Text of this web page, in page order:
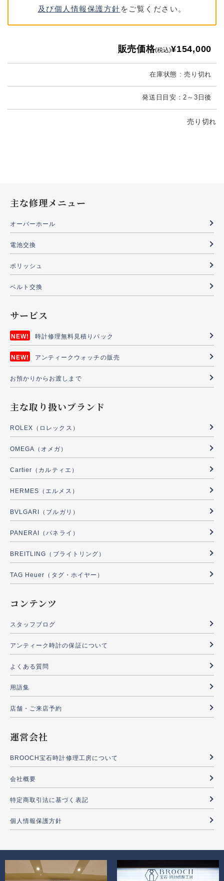
及び個人情報保護方針 をご覧ください。
販売価格(税込)¥154,000
在庫状態 : 売り切れ
発送日目安：2～3日後
売り切れ
主な修理メニュー
オーバーホール
電池交換
ポリッシュ
ベルト交換
サービス
時計修理無料見積りパック
アンティークウォッチの販売
お預かりからお渡しまで
主な取り扱いブランド
ROLEX（ロレックス）
OMEGA（オメガ）
Cartier（カルティエ）
HERMES（エルメス）
BVLGARI（ブルガリ）
PANERAI（パネライ）
BREITLING（ブライトリング）
TAG Heuer（タグ・ホイヤー）
コンテンツ
スタッフブログ
アンティーク時計の保証について
よくある質問
用語集
店舗・ご来店予約
運営会社
BROOCH宝石時計修理工房について
会社概要
特定商取引法に基づく表記
個人情報保護方針